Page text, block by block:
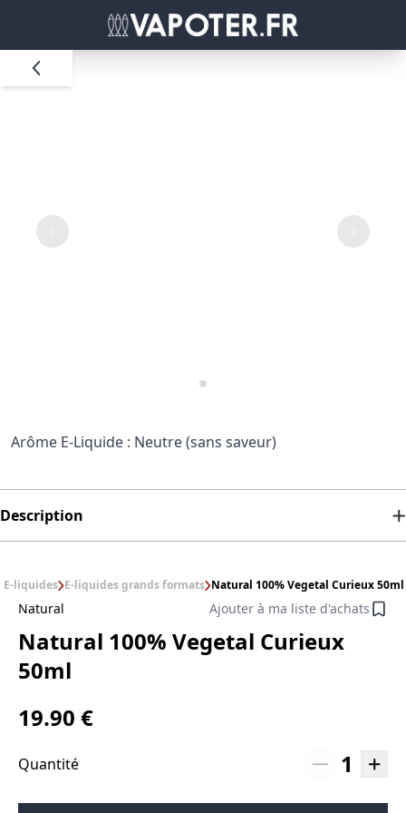
Arôme E-Liquide : Neutre (sans saveur)
Description
E-liquides E-liquides grands formats Natural 100% Vegetal Curieux 50ml
Natural Ajouter à ma liste d'achats
Natural 100% Vegetal Curieux
50ml
19.90 €
Quantité 1